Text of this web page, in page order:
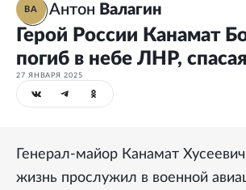
ВА Антон Валагин
Герой России Канамат
погиб в небе ЛНР,
27 ЯНВАРЯ 2025
Генерал-майор Канамат
жизнь прослужил в военной